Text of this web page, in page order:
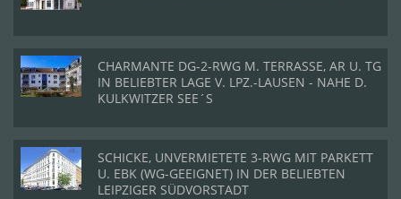
CHARMANTE DG-2-RWG M. TERRASSE, AR U. TG
IN BELIEBTER LAGE V. LPZ.-LAUSEN - NAHE D.
KULKWITZER SEE´S
SCHICKE, UNVERMIETETE 3-RWG MIT PARKETT
U. EBK (WG-GEEIGNET) IN DER BELIEBTEN
LEIPZIGER SÜDVORSTADT